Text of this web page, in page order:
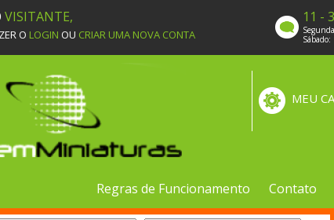
VISITANTE,
O LOGIN OU CRIAR UMA NOVA CONTA
11 -
MEU
Regras de Funcionamento Contato